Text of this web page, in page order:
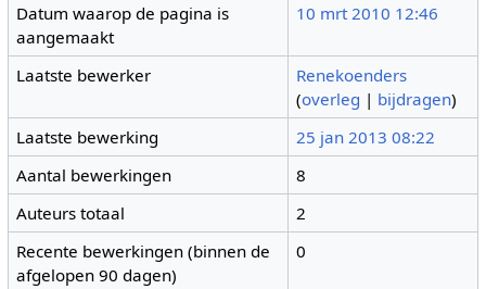
Datum waarop de pagina is
aangemaakt
10 mrt 2010 12:46
Laatste bewerker
Renekoenders
(overleg | bijdragen)
Laatste bewerking
25 jan 2013 08:22
Aantal bewerkingen
8
Auteurs totaal
2
Recente bewerkingen (binnen de
afgelopen 90 dagen)
0